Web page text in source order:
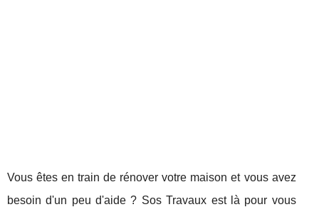
Vous êtes en train de rénover votre maison et vous avez
besoin d'un peu d'aide ? Sos Travaux est là pour vous